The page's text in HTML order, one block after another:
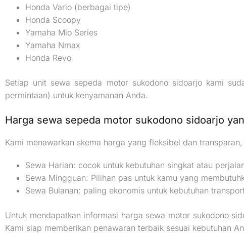
Honda Vario (berbagai tipe)
Honda Scoopy
Yamaha Mio Series
Yamaha Nmax
Honda Revo
Setiap unit sewa sepeda motor sukodono sidoarjo kami
permintaan) untuk kenyamanan Anda.
Harga sewa sepeda motor sukodono sidoarjo
Kami menawarkan skema harga yang fleksibel dan
Sewa Harian: cocok untuk kebutuhan singkat atau
Sewa Mingguan: Pilihan pas untuk kamu yang
Sewa Bulanan: paling ekonomis untuk kebutuhan
Untuk mendapatkan informasi harga sewa motor sukodono
Kami siap memberikan penawaran terbaik sesuai kebutuhan